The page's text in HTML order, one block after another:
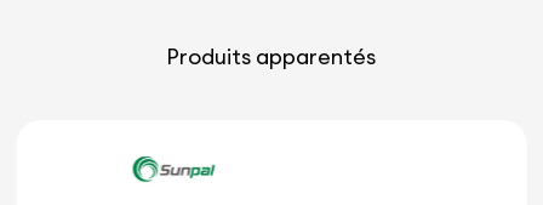
Produits apparentés